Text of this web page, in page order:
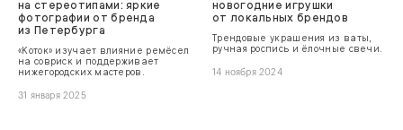
на стереотипами: яркие
фотографии от бренда
из Петербурга
«Коток» изучает влияние ремёсел
на совриск и поддерживает
нижегородских мастеров.
31 января 2025
новогодние игрушки
от локальных брендов
Трендовые украшения из ваты,
ручная роспись и ёлочные свечи.
14 ноября 2024